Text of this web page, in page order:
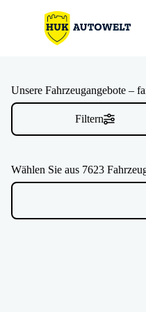
Unsere Fahrzeugangebote –
Filtern
Wählen Sie aus 7623